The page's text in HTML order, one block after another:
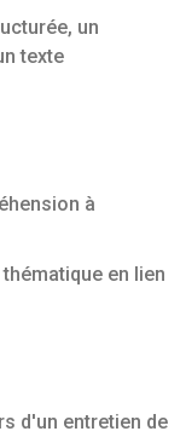
un
texte
à
en lien
d'un entretien de